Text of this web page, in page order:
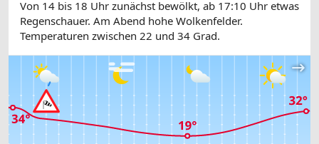
Von 14 bis 18 Uhr zunächst bewölkt, ab 17:10 Uhr etwas
Regenschauer. Am Abend hohe Wolkenfelder.
Temperaturen zwischen 22 und 34 Grad.